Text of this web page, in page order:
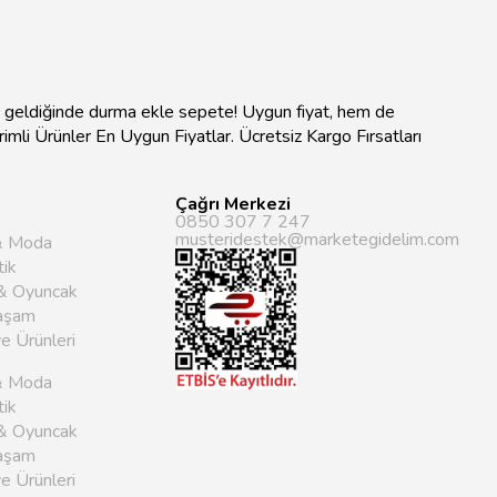
geldiğinde durma ekle sepete! Uygun fiyat, hem de
Ürünler En Uygun Fiyatlar. Ücretsiz Kargo Fırsatları
Moda
Oyuncak
Ürünleri
Moda
Oyuncak
Ürünleri
Çağrı Merkezi
0850 307 7 247
musteridestek@marketegidelim.com